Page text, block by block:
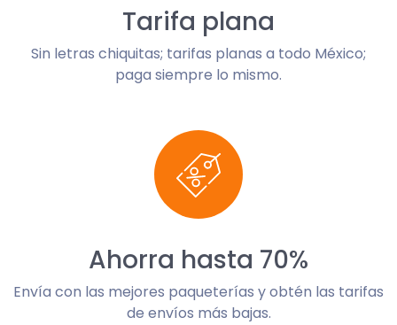
Tarifa plana
Sin letras chiquitas; tarifas planas a todo México;
paga siempre lo mismo.
Ahorra hasta 70%
Envía con las mejores paqueterías y obtén las tarifas
de envíos más bajas.